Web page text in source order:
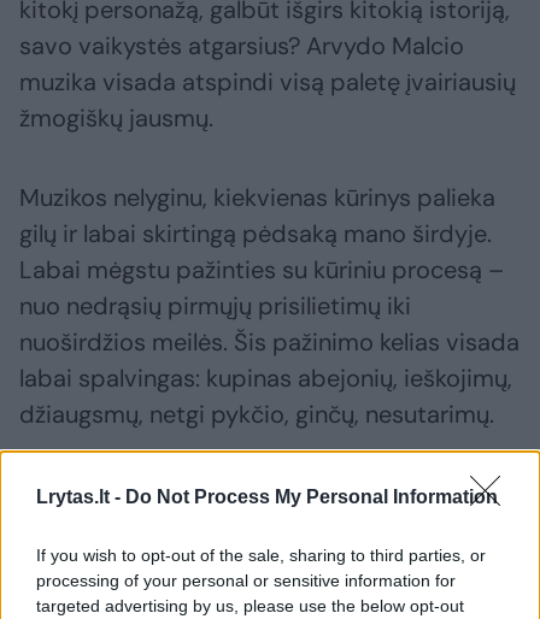
Lrytas.lt - Do Not Process My Personal Information
If you wish to opt-out of the sale, sharing to third parties, or
processing of your personal or sensitive information for
targeted advertising by us, please use the below opt-out
kitokį personažą, galbūt išgirs kitokią istoriją,
savo vaikystės atgarsius? Arvydo Malcio
muzika visada atspindi visą paletę įvairiausių
žmogiškų jausmų.
Muzikos nelyginu, kiekvienas kūrinys palieka
gilų ir labai skirtingą pėdsaką mano širdyje.
Labai mėgstu pažinties su kūriniu procesą –
nuo nedrąsių pirmųjų prisilietimų iki
nuoširdžios meilės. Šis pažinimo kelias visada
labai spalvingas: kupinas abejonių, ieškojimų,
džiaugsmų, netgi pykčio, ginčų, nesutarimų.
Kaip ir su kitu žmogumi – reikia rasti teisingą
Kai jis randamas, sužydėjusi draugystė
atneša be galo daug malonių akimirkų, šildo